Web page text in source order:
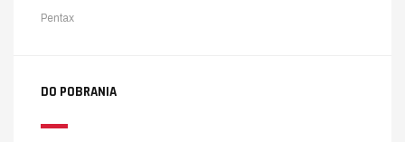
Pentax
DO POBRANIA